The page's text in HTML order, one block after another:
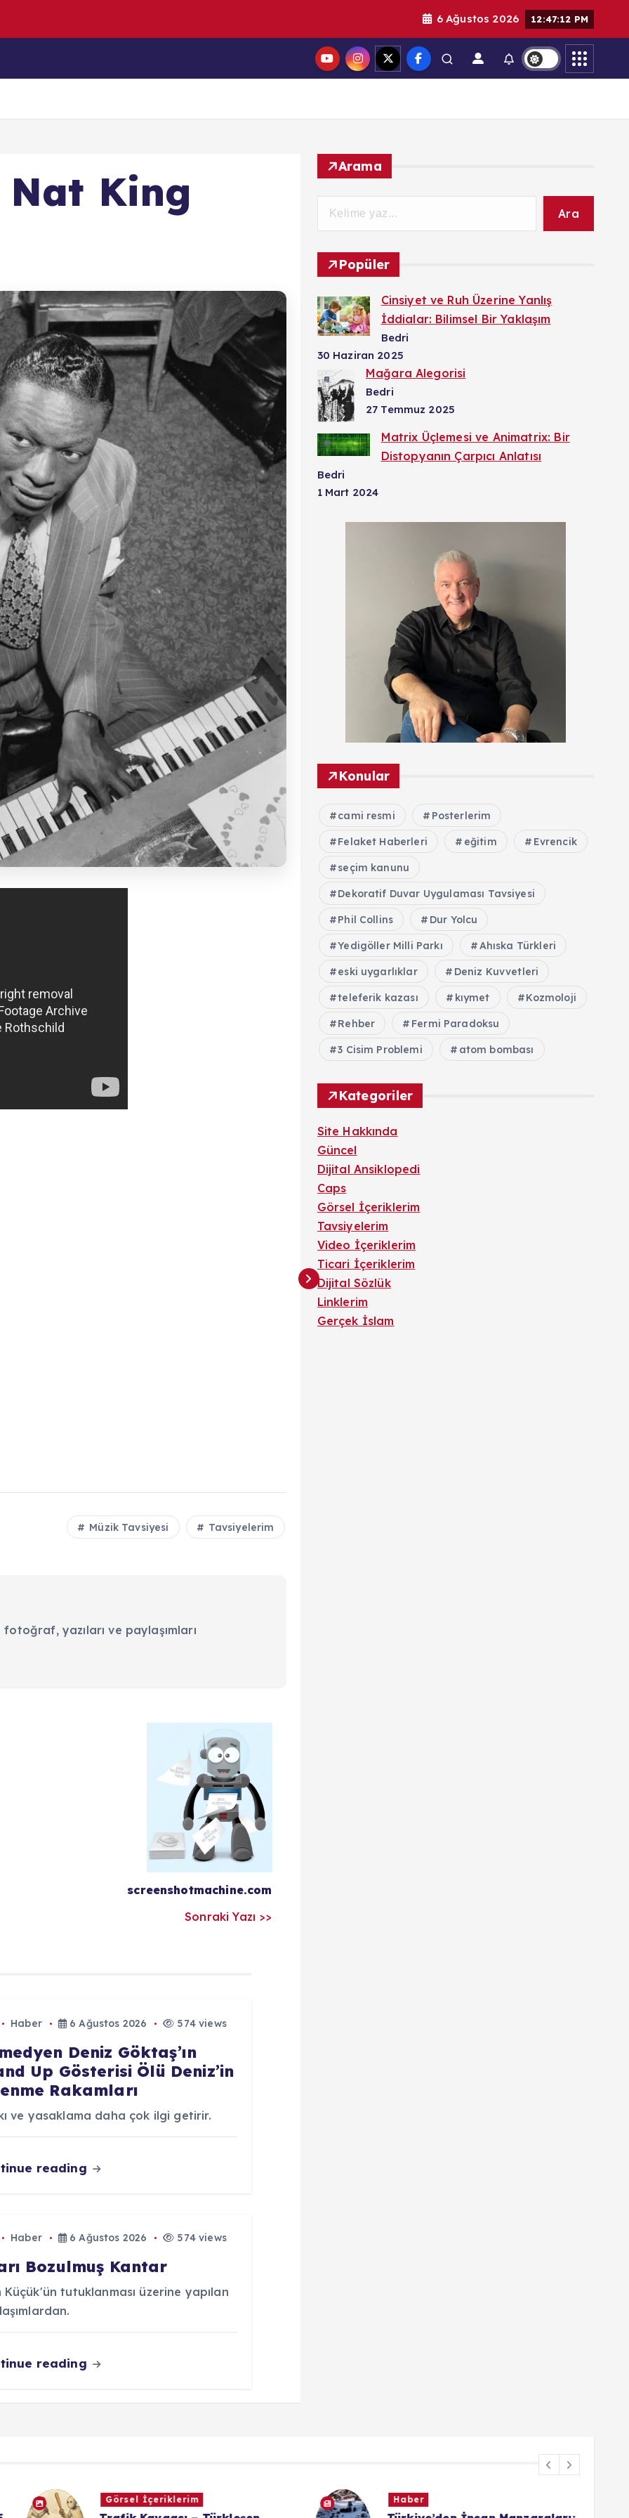
6 Ağustos 2026 12:47:14 PM
King
Müzik Tavsiyesi Tavsiyelerim
fotoğraf, yazıları ve paylaşımları
screenshotmachine.com
Sonraki Yazı >>
Haber 6 Ağustos 2026 574 views
Deniz Göktaş’ın
Up Gösterisi Ölü Deniz’in
Rakamları
ve yasaklama daha çok ilgi getirir.
reading
Haber 6 Ağustos 2026 574 views
Bozulmuş Kantar
Küçük'ün tutuklanması üzerine yapılan
reading
Arama
Ara
Popüler
Cinsiyet ve Ruh Üzerine Yanlış
İddialar: Bilimsel Bir Yaklaşım
Bedri
30 Haziran 2025
Mağara Alegorisi
Bedri
27 Temmuz 2025
Matrix Üçlemesi ve Animatrix: Bir
Distopyanın Çarpıcı Anlatısı
Bedri
1 Mart 2024
Konular
cami resmi Posterlerim
Felaket Haberleri eğitim Evrencik
seçim kanunu
Dekoratif Duvar Uygulaması Tavsiyesi
Phil Collins Dur Yolcu
Yedigöller Milli Parkı Ahıska Türkleri
eski uygarlıklar Deniz Kuvvetleri
teleferik kazası kıymet Kozmoloji
Rehber Fermi Paradoksu
3 Cisim Problemi atom bombası
Kategoriler
Site Hakkında
Güncel
Dijital Ansiklopedi
Caps
Görsel İçeriklerim
Tavsiyelerim
Video İçeriklerim
Ticari İçeriklerim
Dijital Sözlük
Linklerim
Gerçek İslam
Görsel İçeriklerim Haber